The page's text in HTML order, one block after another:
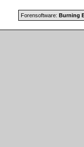
Forensoftware: Burning